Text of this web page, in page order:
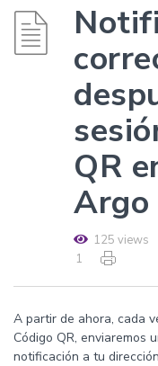
QR
Argo
125 views
1
A partir de ahora, cada
Código QR, enviaremos
notificación a tu